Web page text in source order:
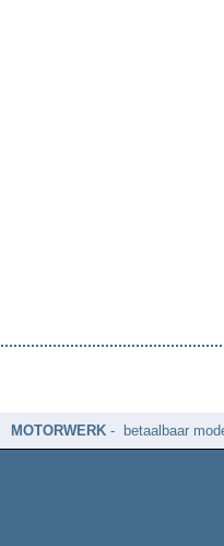
MOTORWERK- betaalbaar